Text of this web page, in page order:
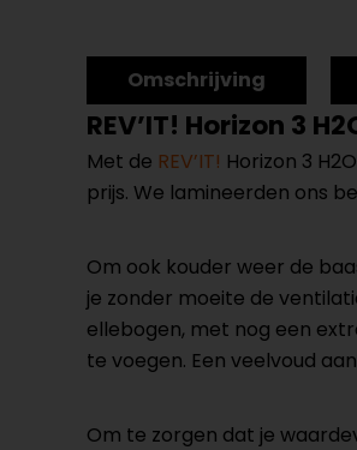
Omschrijving
REV’IT! Horizon 3
Met de REV’IT! Horizon 3
prijs. We lamineerden ons
Om ook kouder weer de
je zonder moeite de
ellebogen, met nog een
te voegen. Een veelvoud
Om te zorgen dat je